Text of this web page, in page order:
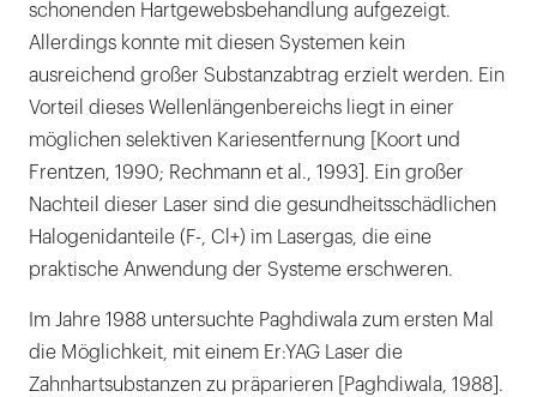
schonenden Hartgewebsbehandlung aufgezeigt.
Allerdings konnte mit diesen Systemen kein
ausreichend großer Substanzabtrag erzielt werden. Ein
Vorteil dieses Wellenlängenbereichs liegt in einer
möglichen selektiven Kariesentfernung [Koort und
Frentzen, 1990; Rechmann et al., 1993]. Ein großer
Nachteil dieser Laser sind die gesundheitsschädlichen
Halogenidanteile (F-, Cl+) im Lasergas, die eine
praktische Anwendung der Systeme erschweren.
Im Jahre 1988 untersuchte Paghdiwala zum ersten Mal
die Möglichkeit, mit einem Er:YAG Laser die
Zahnhartsubstanzen zu präparieren [Paghdiwala, 1988].